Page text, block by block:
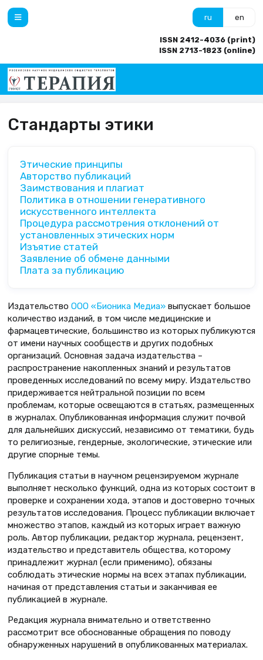
ru en
ISSN 2412-4036 (print)
ISSN 2713-1823 (online)
Стандарты этики
Этические принципы
Авторство публикаций
Заимствования и плагиат
Политика в отношении генеративного
искусственного интеллекта
Процедура рассмотрения отклонений от
установленных этических норм
Изъятие статей
Заявление об обмене данными
Плата за публикацию
Издательство ООО «Бионика Медиа» выпускает большое
количество изданий, в том числе медицинские и
фармацевтические, большинство из которых публикуются
от имени научных сообществ и других подобных
организаций. Основная задача издательства –
распространение накопленных знаний и результатов
проведенных исследований по всему миру. Издательство
придерживается нейтральной позиции по всем
проблемам, которые освещаются в статьях, размещенных
в журналах. Опубликованная информация служит почвой
для дальнейших дискуссий, независимо от тематики, будь
то религиозные, гендерные, экологические, этические или
другие спорные темы.
Публикация статьи в научном рецензируемом журнале
выполняет несколько функций, одна из которых состоит в
проверке и сохранении хода, этапов и достоверно точных
результатов исследования. Процесс публикации включает
множество этапов, каждый из которых играет важную
роль. Автор публикации, редактор журнала, рецензент,
издательство и представитель общества, которому
принадлежит журнал (если применимо), обязаны
соблюдать этические нормы на всех этапах публикации,
начиная от представления статьи и заканчивая ее
публикацией в журнале.
Редакция журнала внимательно и ответственно
рассмотрит все обоснованные обращения по поводу
обнаруженных нарушений в опубликованных материалах.